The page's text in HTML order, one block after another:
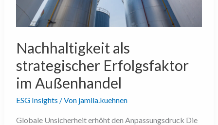
Nachhaltigkeit als
strategischer Erfolgsfaktor
im Außenhandel
ESG Insights / Von jamila.kuehnen
Globale Unsicherheit erhöht den Anpassungsdruck Die